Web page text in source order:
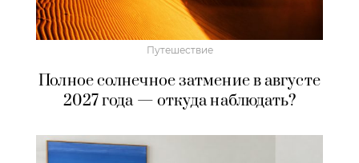
Путешествие
Полное солнечное затмение в августе
2027 года — откуда наблюдать?